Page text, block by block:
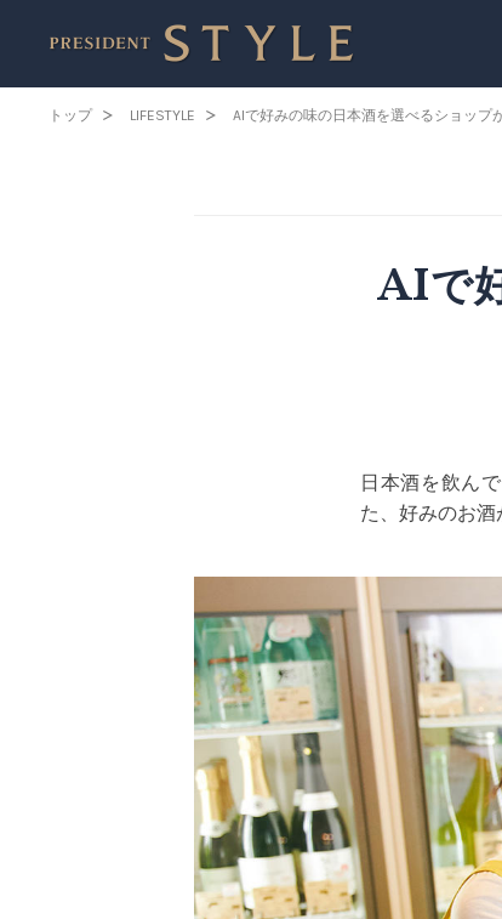
トップ LIFESTYLE AIで好みの味の日本酒を選べるショップ
AIで
日本酒を飲ん
た、好みのお